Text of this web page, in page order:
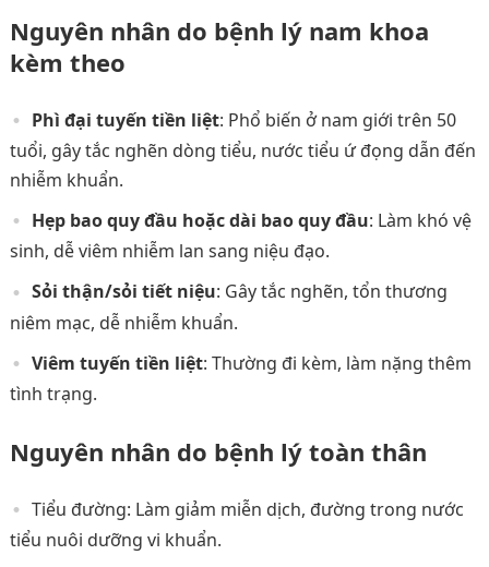
Nguyên nhân do bệnh lý nam khoa
kèm theo
Phì đại tuyến tiền liệt: Phổ biến ở nam giới trên 50
tuổi, gây tắc nghẽn dòng tiểu, nước tiểu ứ đọng dẫn đến
nhiễm khuẩn.
Hẹp bao quy đầu hoặc dài bao quy đầu: Làm khó vệ
sinh, dễ viêm nhiễm lan sang niệu đạo.
Sỏi thận/sỏi tiết niệu: Gây tắc nghẽn, tổn thương
niêm mạc, dễ nhiễm khuẩn.
Viêm tuyến tiền liệt: Thường đi kèm, làm nặng thêm
tình trạng.
Nguyên nhân do bệnh lý toàn thân
Tiểu đường: Làm giảm miễn dịch, đường trong nước
tiểu nuôi dưỡng vi khuẩn.